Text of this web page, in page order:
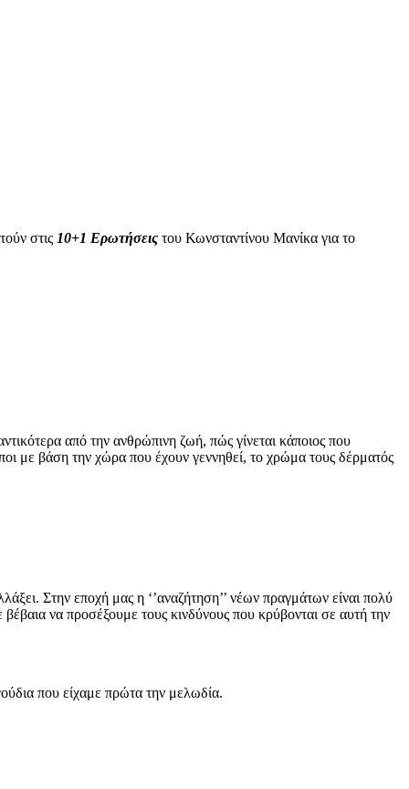
στις 10+1 Ερωτήσεις του Κωνσταντίνου Μανίκα για το
από την ανθρώπινη ζωή, πώς γίνεται κάποιος που
με βάση την χώρα που έχουν γεννηθεί, το χρώμα τους δέρματός
Στην εποχή μας η ‘’αναζήτηση’’ νέων πραγμάτων είναι πολύ
να προσέξουμε τους κινδύνους που κρύβονται σε αυτή την
που είχαμε πρώτα την μελωδία.